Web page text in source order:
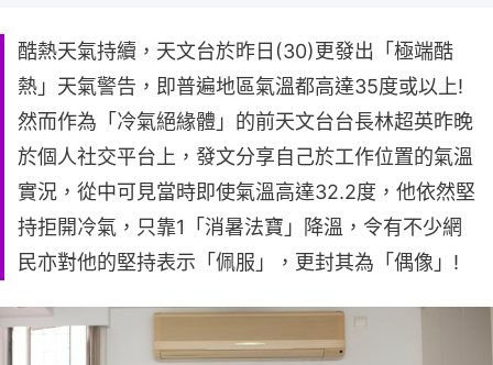
酷熱天氣持續，天文台於昨日(30)更發出「極端酷
熱」天氣警告，即普遍地區氣溫都高達35度或以上!
然而作為「冷氣絕緣體」的前天文台台長林超英昨晚
於個人社交平台上，發文分享自己於工作位置的氣溫
實況，從中可見當時即使氣溫高達32.2度，他依然堅
持拒開冷氣，只靠1「消暑法寶」降溫，令有不少網
民亦對他的堅持表示「佩服」，更封其為「偶像」!